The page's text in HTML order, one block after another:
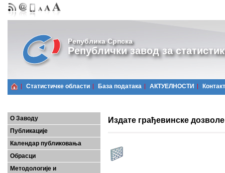
Република Српска
Републички завод за
Статистичке области Базa података АКТУЕЛНОСТИ Контакт
О Заводу
Публикације
Календар публиковања
Обрасци
Методологије и
Издате грађевинске